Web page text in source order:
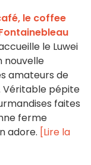
le coffee
le Luwei
nouvelle
amateurs de
pépite
faites
ferme
adore. [Lire la